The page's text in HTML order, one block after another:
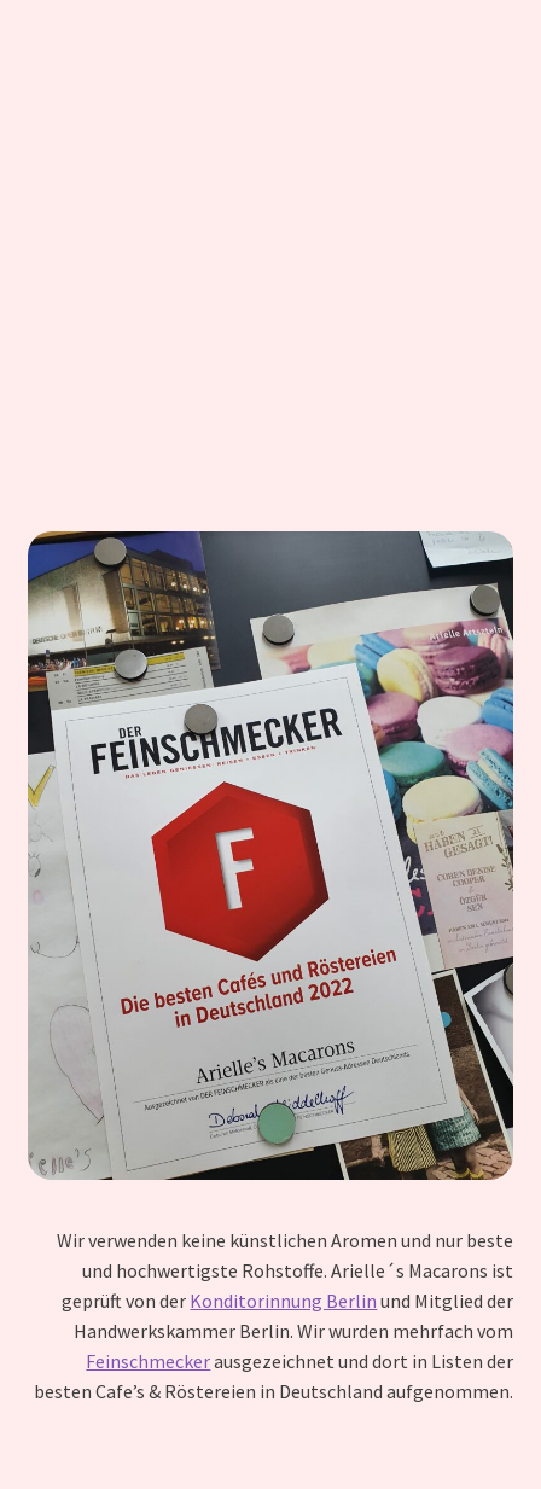
Wir verwenden keine künstlichen Aromen und nur beste
und hochwertigste Rohstoffe. Arielle´s Macarons ist
geprüft von der Konditorinnung Berlin und Mitglied der
Handwerkskammer Berlin. Wir wurden mehrfach vom
Feinschmeckerausgezeichnet und dort in Listen der
besten Cafe’s & Röstereien in Deutschland aufgenommen.